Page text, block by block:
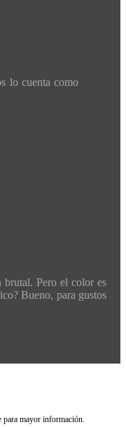
lo cuenta como
brutal. Pero el color es
Bueno, para gustos
para mayor información.